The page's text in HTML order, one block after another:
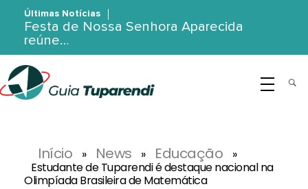
Últimas Notícias
Festa de Nossa Senhora Aparecida
reúne…
Início » News » Educação
»
Estudante de Tuparendi é destaque nacional na
Olimpíada Brasileira de Matemática